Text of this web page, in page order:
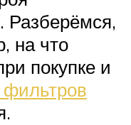
Разберёмся,
на что
покупке и
фильтров